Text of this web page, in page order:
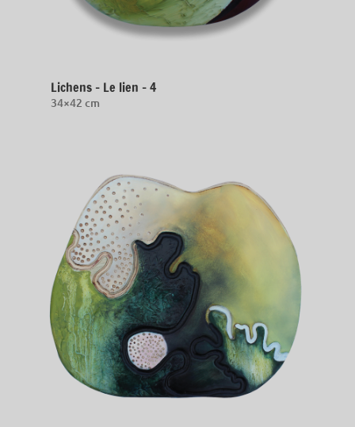
Lichens – Le lien – 4
34×42 cm